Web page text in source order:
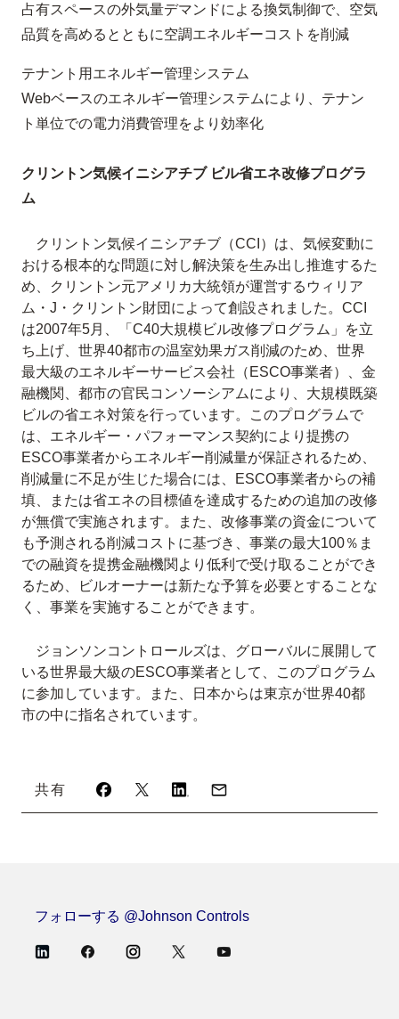
占有スペースの外気量デマンドによる換気制御で、空気
品質を高めるとともに空調エネルギーコストを削減
テナント用エネルギー管理システム
Webベースのエネルギー管理システムにより、テナン
ト単位での電力消費管理をより効率化
クリントン気候イニシアチブ ビル省エネ改修プログラ
ム
クリントン気候イニシアチブ（CCI）は、気候変動に
おける根本的な問題に対し解決策を生み出し推進するた
め、クリントン元アメリカ大統領が運営するウィリア
ム・J・クリントン財団によって創設されました。CCI
は2007年5月、「C40大規模ビル改修プログラム」を立
ち上げ、世界40都市の温室効果ガス削減のため、世界
最大級のエネルギーサービス会社（ESCO事業者）、金
融機関、都市の官民コンソーシアムにより、大規模既築
ビルの省エネ対策を行っています。このプログラムで
は、エネルギー・パフォーマンス契約により提携の
ESCO事業者からエネルギー削減量が保証されるため、
削減量に不足が生じた場合には、ESCO事業者からの補
填、または省エネの目標値を達成するための追加の改修
が無償で実施されます。また、改修事業の資金について
も予測される削減コストに基づき、事業の最大100％ま
での融資を提携金融機関より低利で受け取ることができ
るため、ビルオーナーは新たな予算を必要とすることな
く、事業を実施することができます。
ジョンソンコントロールズは、グローバルに展開して
いる世界最大級のESCO事業者として、このプログラム
に参加しています。また、日本からは東京が世界40都
市の中に指名されています。
共有
フォローする @Johnson Controls